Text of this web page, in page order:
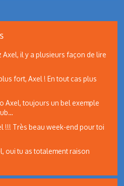
Axel, il y a plusieurs façon de lire
fort, Axel ! En tout cas plus
Axel, toujours un bel exemple
!!! Très beau week-end pour toi
oui tu as totalement raison